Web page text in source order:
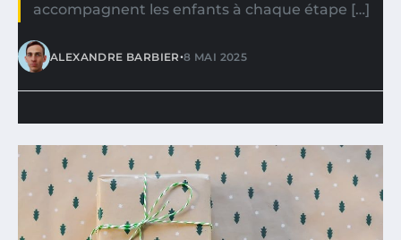
accompagnent les enfants à chaque étape […]
ALEXANDRE BARBIER•8 MAI 2025